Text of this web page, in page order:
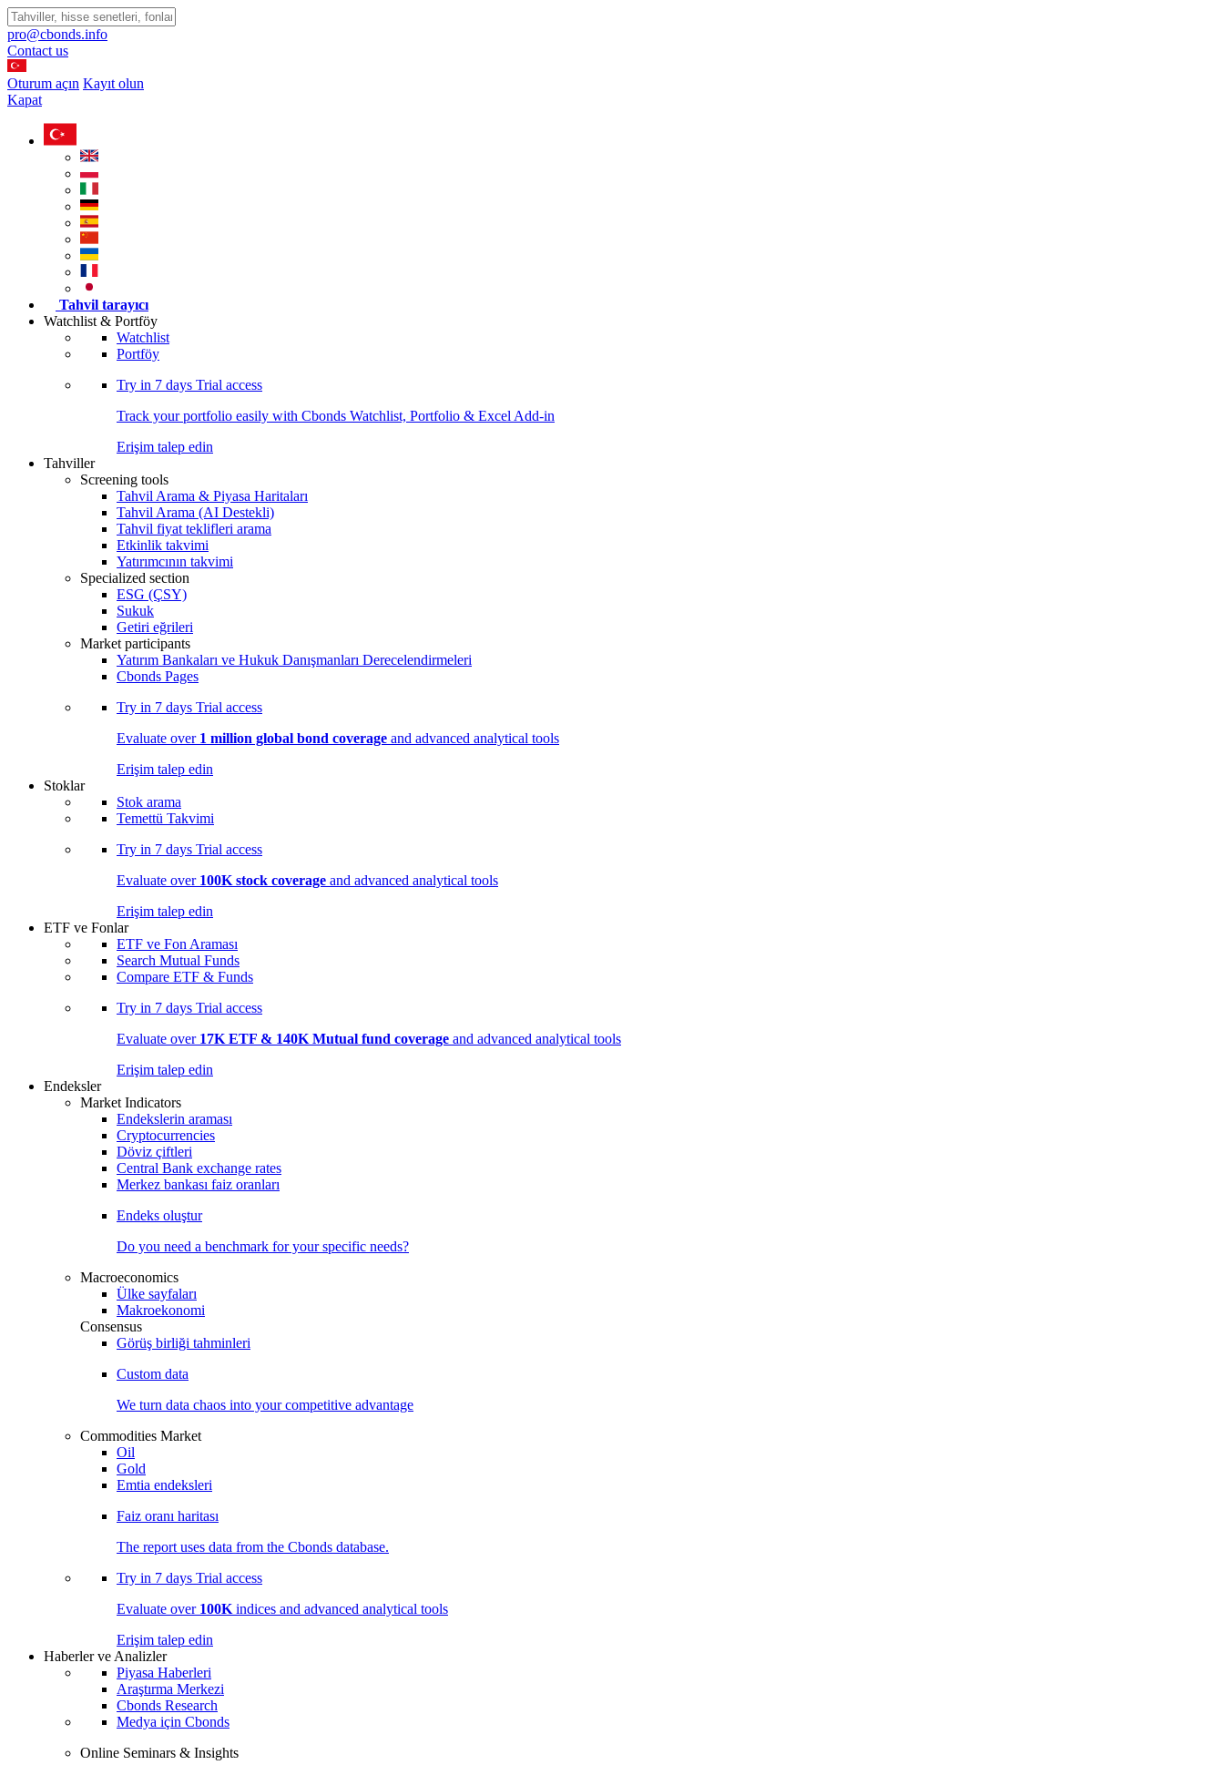
pro@cbonds.info
Contact us
Oturum açın Kayıt olun
Kapat
Tahvil tarayıcı
Watchlist & Portföy
Watchlist
Portföy
Try in 7 days Trial access
Track your portfolio easily with Cbonds Watchlist, Portfolio & Excel Add-in
Erişim talep edin
Tahviller
Screening tools
Tahvil Arama & Piyasa Haritaları
Tahvil Arama (AI Destekli)
Tahvil fiyat teklifleri arama
Etkinlik takvimi
Yatırımcının takvimi
Specialized section
ESG (ÇSY)
Sukuk
Getiri eğrileri
Market participants
Yatırım Bankaları ve Hukuk Danışmanları Derecelendirmeleri
Cbonds Pages
Try in 7 days Trial access
Evaluate over 1 million global bond coverage and advanced analytical tools
Erişim talep edin
Stoklar
Stok arama
Temettü Takvimi
Try in 7 days Trial access
Evaluate over 100K stock coverage and advanced analytical tools
Erişim talep edin
ETF ve Fonlar
ETF ve Fon Araması
Search Mutual Funds
Compare ETF & Funds
Try in 7 days Trial access
Evaluate over 17K ETF & 140K Mutual fund coverage and advanced analytical tools
Erişim talep edin
Endeksler
Market Indicators
Endekslerin araması
Cryptocurrencies
Döviz çiftleri
Central Bank exchange rates
Merkez bankası faiz oranları
Endeks oluştur
Do you need a benchmark for your specific needs?
Macroeconomics
Ülke sayfaları
Makroekonomi
Consensus
Görüş birliği tahminleri
Custom data
We turn data chaos into your competitive advantage
Commodities Market
Oil
Gold
Emtia endeksleri
Faiz oranı haritası
The report uses data from the Cbonds database.
Try in 7 days Trial access
Evaluate over 100K indices and advanced analytical tools
Erişim talep edin
Haberler ve Analizler
Piyasa Haberleri
Araştırma Merkezi
Cbonds Research
Medya için Cbonds
Online Seminars & Insights